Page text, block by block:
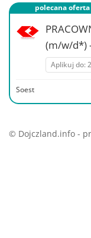
polecana oferta
(m/w/d*)
Aplikuj do:
Soest
© Dojczland.info -